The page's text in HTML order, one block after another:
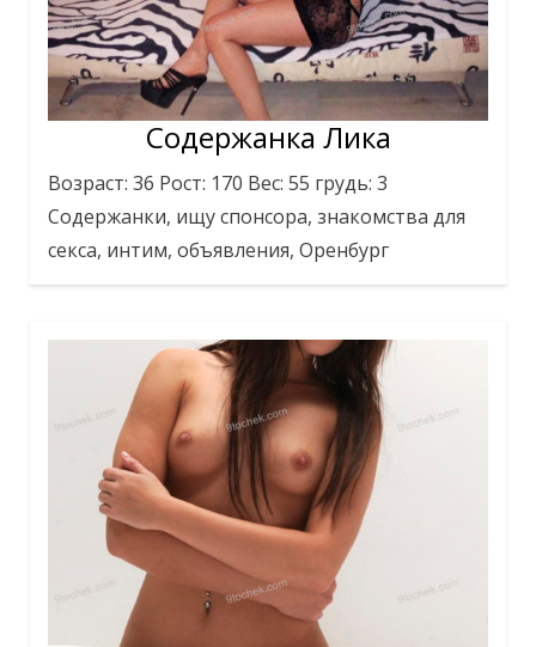
Содержанка Лика
Возраст: 36 Рост: 170 Вес: 55 грудь: 3
Содержанки, ищу спонсора, знакомства для
секса, интим, объявления, Оренбург